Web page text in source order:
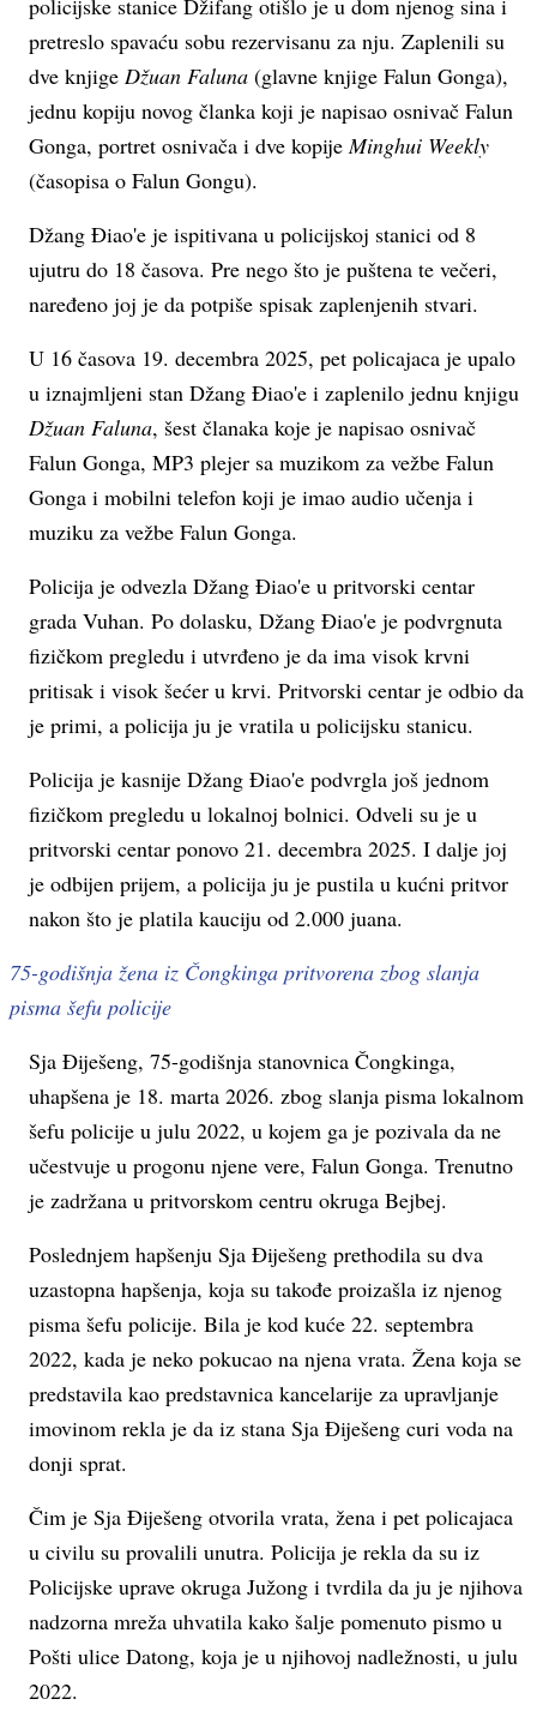
policijske stanice Džifang otišlo je u dom njenog sina i
pretreslo spavaću sobu rezervisanu za nju. Zaplenili su
dve knjige Džuan Faluna (glavne knjige Falun Gonga),
jednu kopiju novog članka koji je napisao osnivač Falun
Gonga, portret osnivača i dve kopijeMinghui Weekly
(časopisa o Falun Gongu).
Džang Điao'e je ispitivana u policijskoj stanici od 8
ujutru do 18 časova. Pre nego što je puštena te večeri,
naređeno joj je da potpiše spisak zaplenjenih stvari.
U 16 časova 19. decembra 2025, pet policajaca je upalo
u iznajmljeni stan Džang Điao'e i zaplenilo jednu knjigu
Džuan Faluna, šest članaka koje je napisao osnivač
Falun Gonga, MP3 plejer sa muzikom za vežbe Falun
Gonga i mobilni telefon koji je imao audio učenja i
muziku za vežbe Falun Gonga.
Policija je odvezla Džang Điao'e u pritvorski centar
grada Vuhan. Po dolasku, Džang Điao'e je podvrgnuta
fizičkom pregledu i utvrđeno je da ima visok krvni
pritisak i visok šećer u krvi. Pritvorski centar je odbio da
je primi, a policija ju je vratila u policijsku stanicu.
Policija je kasnije Džang Điao'e podvrgla još jednom
fizičkom pregledu u lokalnoj bolnici. Odveli su je u
pritvorski centar ponovo 21. decembra 2025. I dalje joj
je odbijen prijem, a policija ju je pustila u kućni pritvor
nakon što je platila kauciju od 2.000 juana.
75-godišnja žena iz Čongkinga pritvorena zbog slanja
pisma šefu policije
Sja Điješeng, 75-godišnja stanovnica Čongkinga,
uhapšena je 18. marta 2026. zbog slanja pisma lokalnom
šefu policije u julu 2022, u kojem ga je pozivala da ne
učestvuje u progonu njene vere, Falun Gonga. Trenutno
je zadržana u pritvorskom centru okruga Bejbej.
Poslednjem hapšenju Sja Điješeng prethodila su dva
uzastopna hapšenja, koja su takođe proizašla iz njenog
pisma šefu policije. Bila je kod kuće 22. septembra
2022, kada je neko pokucao na njena vrata. Žena koja se
predstavila kao predstavnica kancelarije za upravljanje
imovinom rekla je da iz stana Sja Điješeng curi voda na
donji sprat.
Čim je Sja Điješeng otvorila vrata, žena i pet policajaca
u civilu su provalili unutra. Policija je rekla da su iz
Policijske uprave okruga Južong i tvrdila da ju je njihova
nadzorna mreža uhvatila kako šalje pomenuto pismo u
Pošti ulice Datong, koja je u njihovoj nadležnosti, u julu
2022.